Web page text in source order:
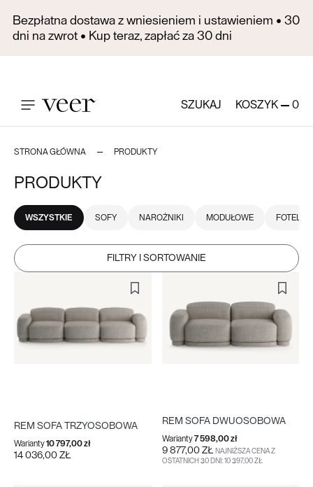
Bezpłatna dostawa z wniesieniem i ustawieniem • 30
dni na zwrot • Kup teraz, zapłać za 30 dni
SZUKAJ KOSZYK 0
STRONA GŁÓWNA PRODUKTY
PRODUKTY
WSZYSTKIE SOFY NAROŻNIKI MODUŁOWE FOTELE
FILTRY I SORTOWANIE
REM SOFA TRZYOSOBOWA
Warianty10 797,00 zł
14 036,00 ZŁ
REM SOFA DWUOSOBOWA
Warianty7 598,00 zł
9 877,00 ZŁ NAJNIŻSZA CENA Z
OSTATNICH 30 DNI: 10 397,00 ZŁ